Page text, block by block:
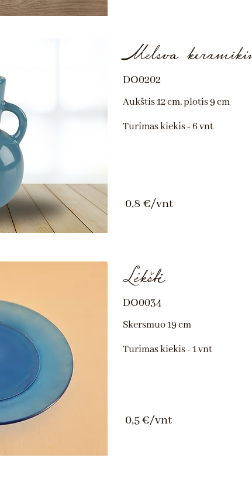
Melsva
DO0202
Aukštis 12 cm, plotis 9 cm
Turimas kiekis - 6 vnt
0,8 €/vnt
Lėkštė
DO0034
Skersmuo 19 cm
Turimas kiekis - 1 vnt
0,5 €/vnt